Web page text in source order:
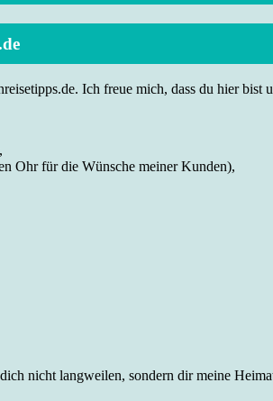
Ich freue mich, dass du hier
Ohr für die Wünsche meiner Kunden),
nicht langweilen, sondern dir meine